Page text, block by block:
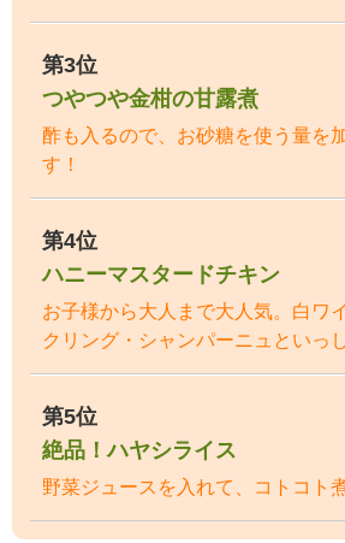
第3位
つやつや金柑の甘露煮
酢も入るので、お砂糖を使う量を
す！
第4位
ハニーマスタードチキン
お子様から大人まで大人気。白ワ
クリング・シャンパーニュといっ
第5位
絶品！ハヤシライス
野菜ジュースを入れて、コトコト